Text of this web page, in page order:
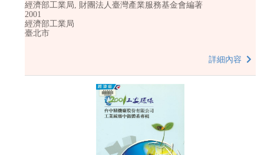
經濟部工業局, 財團法人臺灣產業服務基金會編著
2001
經濟部工業局
臺北市
詳細內容